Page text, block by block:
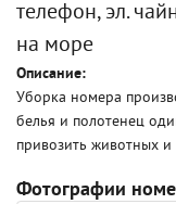
телефон, эл.
на море
Описание:
Уборка номера
белья и полотенец
привозить животных
Фотографии